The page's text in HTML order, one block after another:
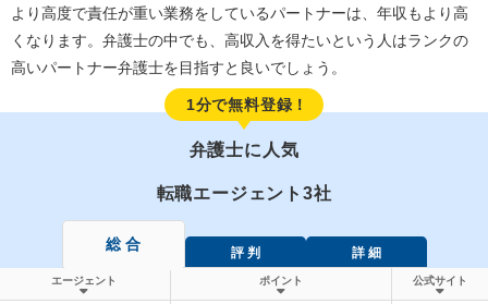
より高度で責任が重い業務をしているパートナーは、年収もより高
くなります。弁護士の中でも、高収入を得たいという人はランクの
高いパートナー弁護士を目指すと良いでしょう。
1分で無料登録！
弁護士に人気
転職エージェント3社
総 合 評 判 詳 細
エージェント ポイント 公式サイト